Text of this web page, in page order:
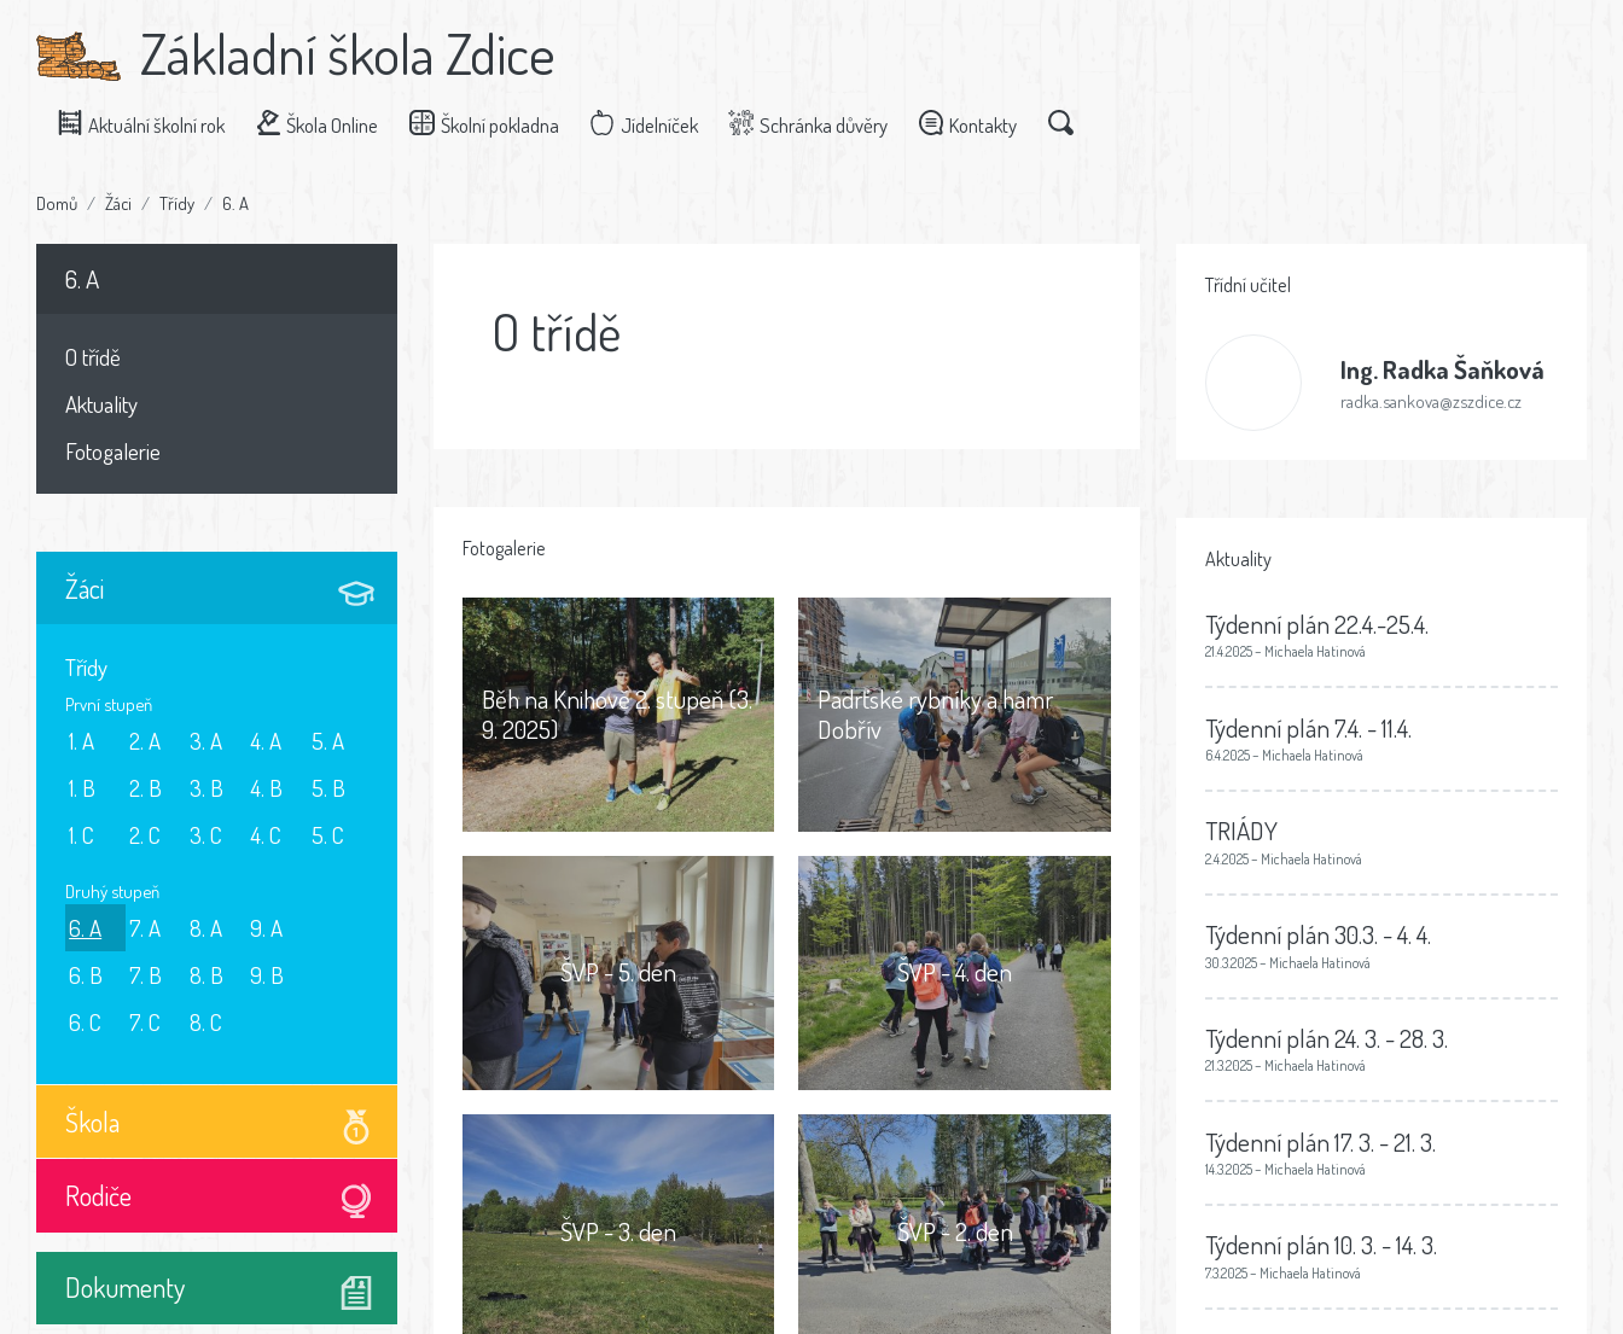
Základní škola Zdice
Aktuální školní rok Škola Online Školní pokladna Jídelníček Schránka důvěry Kontakty
Domů Žáci Třídy 6. A
6. A
O třídě
Aktuality
Fotogalerie
Žáci
Třídy
První stupeň
1. A
1. B
1. C
2. A
2. B
2. C
3. A
3. B
3. C
4. A
4. B
4. C
5. A
5. B
5. C
Druhý stupeň
6. A
6. B
6. C
7. A
7. B
7. C
8. A
8. B
8. C
9. A
9. B
Škola
Rodiče
Dokumenty
O třídě
Fotogalerie
Běh na Knihově 2. stupeň (3.
9. 2025)
Padrťské rybníky a hamr
Dobřív
ŠVP - 5. den ŠVP - 4. den
ŠVP - 3. den ŠVP - 2. den
Třídní učitel
Ing.Radka Šaňková
radka.sankova@zszdice.cz
Aktuality
Týdenní plán 22.4.-25.4.
21.4.2025 – Michaela Hatinová
Týdenní plán 7.4. - 11.4.
6.4.2025 – Michaela Hatinová
TRIÁDY
2.4.2025 – Michaela Hatinová
Týdenní plán 30.3. - 4. 4.
30.3.2025 – Michaela Hatinová
Týdenní plán 24. 3. - 28. 3.
21.3.2025 – Michaela Hatinová
Týdenní plán 17. 3. - 21. 3.
14.3.2025 – Michaela Hatinová
Týdenní plán 10. 3. - 14. 3.
7.3.2025 – Michaela Hatinová